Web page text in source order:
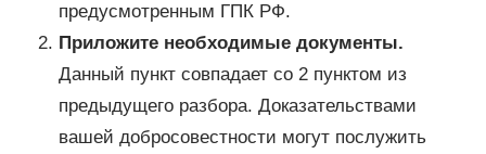
предусмотренным ГПК РФ.
Приложите необходимые документы.
Данный пункт совпадает со 2 пунктом из
предыдущего разбора. Доказательствами
вашей добросовестности могут послужить